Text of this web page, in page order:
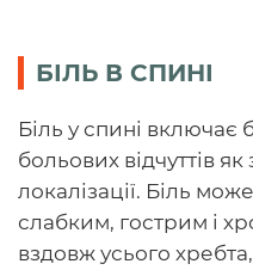
БІЛЬ В СПИНІ
Біль у спині включає
больових відчуттів
локалізації. Біль
слабким, гострим і
вздовж усього